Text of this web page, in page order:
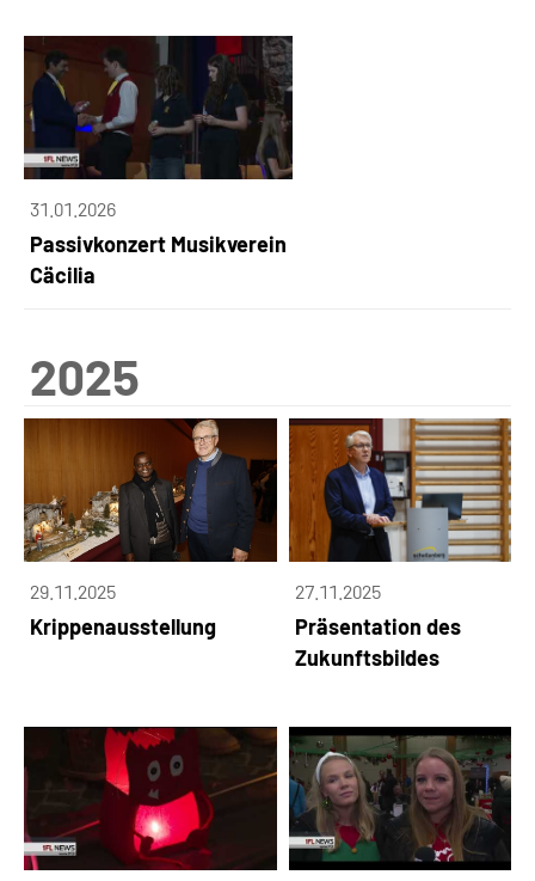
31.01.2026
Passivkonzert Musikverein
Cäcilia
2025
29.11.2025
Krippenausstellung
27.11.2025
Präsentation des
Zukunftsbildes